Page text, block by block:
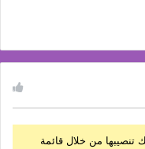
تنصيبها من خلال قائمة